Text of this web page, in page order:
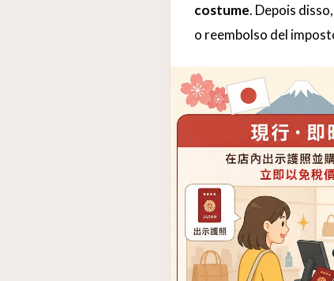
costume. Depois
o reembolso del